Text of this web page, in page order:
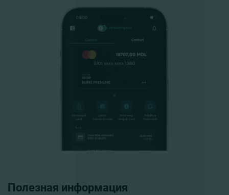
Полезная информация